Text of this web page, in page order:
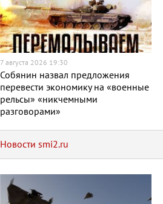
7 августа 2026 19:30
Собянин назвал предложения
перевести экономику на «военные
рельсы» «никчемными
разговорами»
Новости smi2.ru